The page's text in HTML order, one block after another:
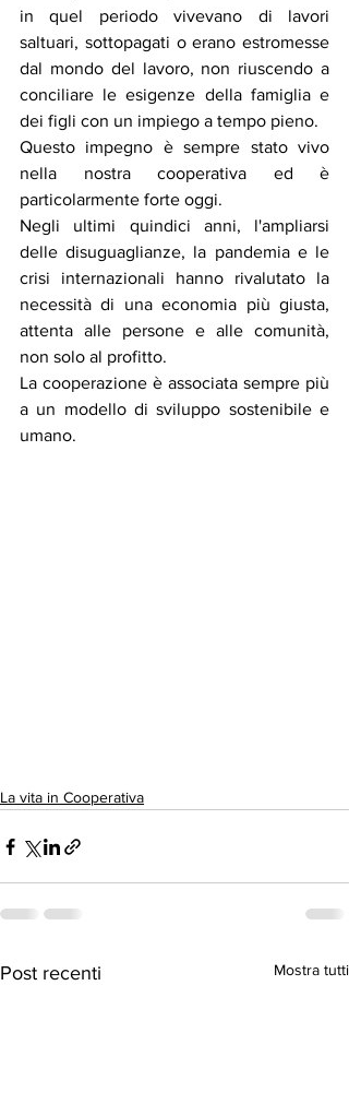
in quel periodo vivevano di lavori
saltuari, sottopagati o erano estromesse
dal mondo del lavoro, non riuscendo a
conciliare le esigenze della famiglia e
dei figli con un impiego a tempo pieno.
Questo impegno è sempre stato vivo
nella nostra cooperativa ed è
particolarmente forte oggi.
Negli ultimi quindici anni, l'ampliarsi
delle disuguaglianze, la pandemia e le
crisi internazionali hanno rivalutato la
necessità di una economia più giusta,
attenta alle persone e alle comunità,
non solo al profitto.
La cooperazione è associata sempre più
a un modello di sviluppo sostenibile e
umano.
La vita in Cooperativa
Post recenti Mostra tutti